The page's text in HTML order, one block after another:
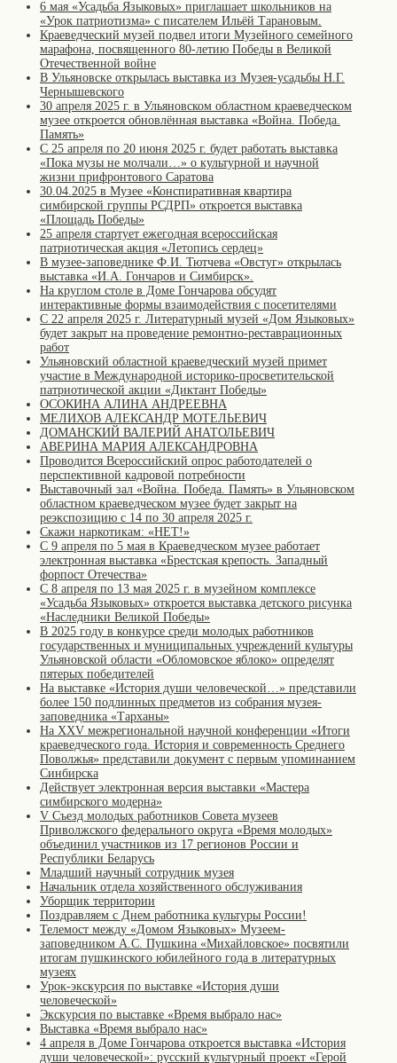
6 мая «Усадьба Языковых» приглашает школьников на
«Урок патриотизма» с писателем Ильёй Тарановым.
Краеведческий музей подвел итоги Музейного семейного
марафона, посвященного 80-летию Победы в Великой
Отечественной войне
В Ульяновске открылась выставка из Музея-усадьбы Н.Г.
Чернышевского
30 апреля 2025 г. в Ульяновском областном краеведческом
музее откроется обновлённая выставка «Война. Победа.
Память»
С 25 апреля по 20 июня 2025 г. будет работать выставка
«Пока музы не молчали…» о культурной и научной
жизни прифронтового Саратова
30.04.2025 в Музее «Конспиративная квартира
симбирской группы РСДРП» откроется выставка
«Площадь Победы»
25 апреля стартует ежегодная всероссийская
патриотическая акция «Летопись сердец»
В музее-заповеднике Ф.И. Тютчева «Овстуг» открылась
выставка «И.А. Гончаров и Симбирск».
На круглом столе в Доме Гончарова обсудят
интерактивные формы взаимодействия с посетителями
С 22 апреля 2025 г. Литературный музей «Дом Языковых»
будет закрыт на проведение ремонтно-реставрационных
работ
Ульяновский областной краеведческий музей примет
участие в Международной историко-просветительской
патриотической акции «Диктант Победы»
ОСОКИНА АЛИНА АНДРЕЕВНА
МЕЛИХОВ АЛЕКСАНДР МОТЕЛЬЕВИЧ
ДОМАНСКИЙ ВАЛЕРИЙ АНАТОЛЬЕВИЧ
АВЕРИНА МАРИЯ АЛЕКСАНДРОВНА
Проводится Всероссийский опрос работодателей о
перспективной кадровой потребности
Выставочный зал «Война. Победа. Память» в Ульяновском
областном краеведческом музее будет закрыт на
реэкспозицию с 14 по 30 апреля 2025 г.
Скажи наркотикам: «НЕТ!»
С 9 апреля по 5 мая в Краеведческом музее работает
электронная выставка «Брестская крепость. Западный
форпост Отечества»
С 8 апреля по 13 мая 2025 г. в музейном комплексе
«Усадьба Языковых» откроется выставка детского рисунка
«Наследники Великой Победы»
В 2025 году в конкурсе среди молодых работников
государственных и муниципальных учреждений культуры
Ульяновской области «Обломовское яблоко» определят
пятерых победителей
На выставке «История души человеческой…» представили
более 150 подлинных предметов из собрания музея-
заповедника «Тарханы»
На XXV межрегиональной научной конференции «Итоги
краеведческого года. История и современность Среднего
Поволжья» представили документ с первым упоминанием
Синбирска
Действует электронная версия выставки «Мастера
симбирского модерна»
V Съезд молодых работников Совета музеев
Приволжского федерального округа «Время молодых»
объединил участников из 17 регионов России и
Республики Беларусь
Младший научный сотрудник музея
Начальник отдела хозяйственного обслуживания
Уборщик территории
Поздравляем с Днем работника культуры России!
Телемост между «Домом Языковых» Музеем-
заповедником А.С. Пушкина «Михайловское» посвятили
итогам пушкинского юбилейного года в литературных
музеях
Урок-экскурсия по выставке «История души
человеческой»
Экскурсия по выставке «Время выбрало нас»
Выставка «Время выбрало нас»
4 апреля в Доме Гончарова откроется выставка «История
души человеческой»: русский культурный проект «Герой